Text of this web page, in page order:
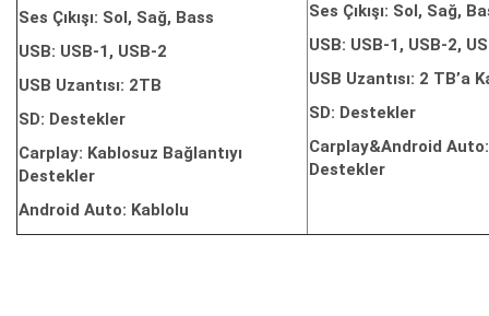
Ses Çıkışı: Sol, Sağ, Bass
USB: USB-1, USB-2
USB Uzantısı: 2TB
SD: Destekler
Carplay: Kablosuz Bağlantıyı
Destekler
Android Auto: Kablolu
Ses Çıkışı: Sol, Sağ,
USB: USB-1, USB-2,
USB Uzantısı: 2 TB’a
SD: Destekler
Carplay&Android
Destekler